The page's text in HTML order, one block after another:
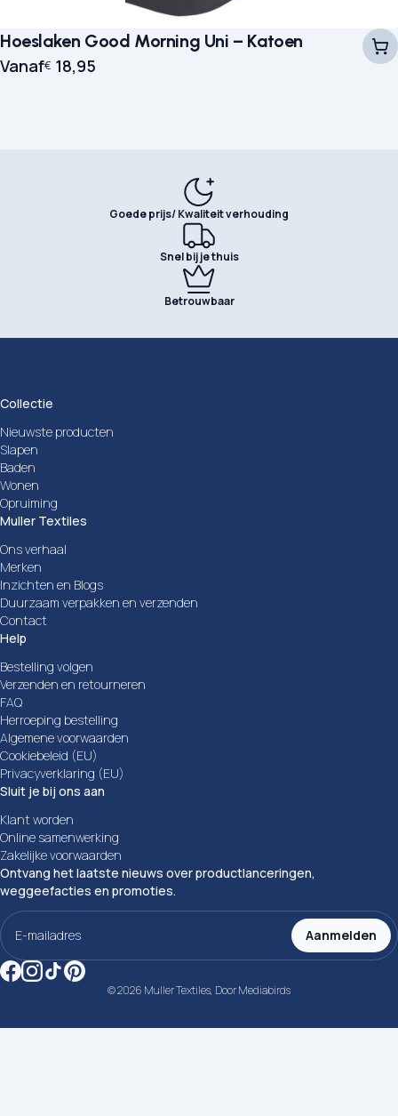
Hoeslaken Good Morning Uni – Katoen
Vanaf€ 18,95
Goede prijs/ Kwaliteit verhouding
Snel bij je thuis
Betrouwbaar
Collectie
Nieuwste producten
Slapen
Baden
Wonen
Opruiming
Muller Textiles
Ons verhaal
Merken
Inzichten en Blogs
Duurzaam verpakken en verzenden
Contact
Help
Bestelling volgen
Verzenden en retourneren
FAQ
Herroeping bestelling
Algemene voorwaarden
Cookiebeleid (EU)
Privacyverklaring (EU)
Sluit je bij ons aan
Klant worden
Online samenwerking
Zakelijke voorwaarden
Ontvang het laatste nieuws over productlanceringen,
weggeefacties en promoties.
E-
mailadres
(Vereist)
Aanmelden
© 2026 Muller Textiles, DoorMediabirds